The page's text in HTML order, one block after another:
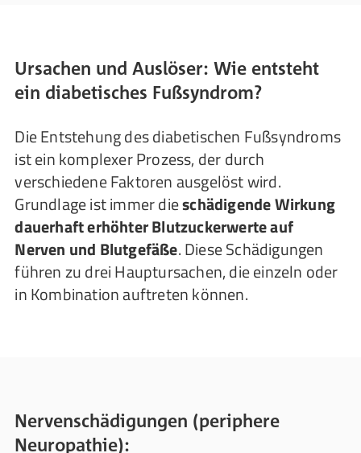
Ursachen und Auslöser: Wie entsteht
ein diabetisches Fußsyndrom?
Die Entstehung des diabetischen Fußsyndroms
ist ein komplexer Prozess, der durch
verschiedene Faktoren ausgelöst wird.
Grundlage ist immer dieschädigende Wirkung
dauerhaft erhöhter Blutzuckerwerte auf
Nerven und Blutgefäße. Diese Schädigungen
führen zu drei Hauptursachen, die einzeln oder
in Kombination auftreten können.
Nervenschädigungen (periphere
Neuropathie):